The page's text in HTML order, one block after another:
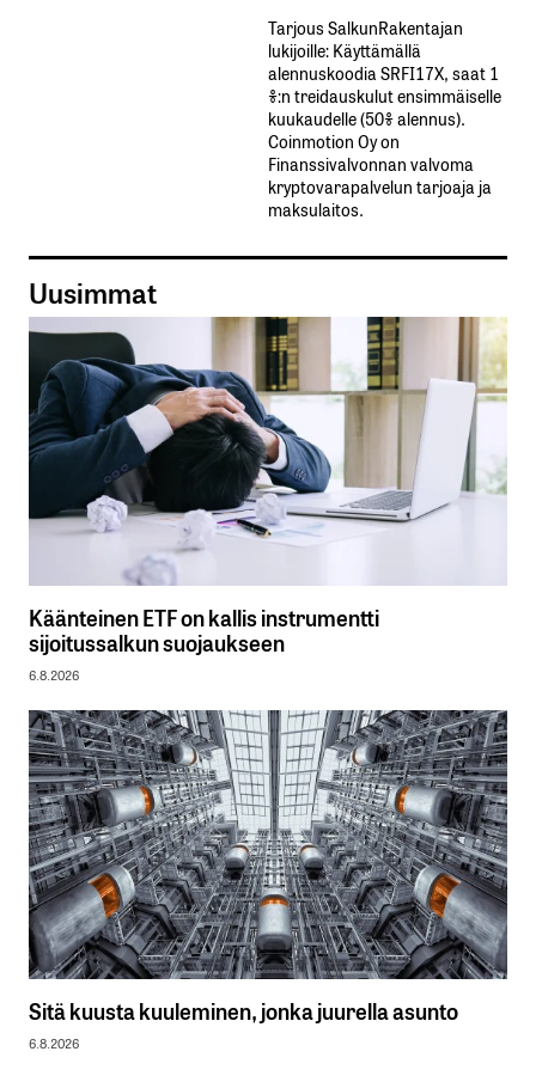
Tarjous SalkunRakentajan
lukijoille: Käyttämällä​ ​
alennuskoodia​ ​SRFI17X,​ ​saat​ ​1
%:n treidauskulut​ ​ensimmäiselle​ ​
kuukaudelle​ ​(50%​ ​alennus).
Coinmotion Oy on
Finanssivalvonnan valvoma
kryptovarapalvelun tarjoaja ja
maksulaitos.
Uusimmat
Käänteinen ETF on kallis instrumentti
sijoitussalkun suojaukseen
6.8.2026
Sitä kuusta kuuleminen, jonka juurella asunto
6.8.2026